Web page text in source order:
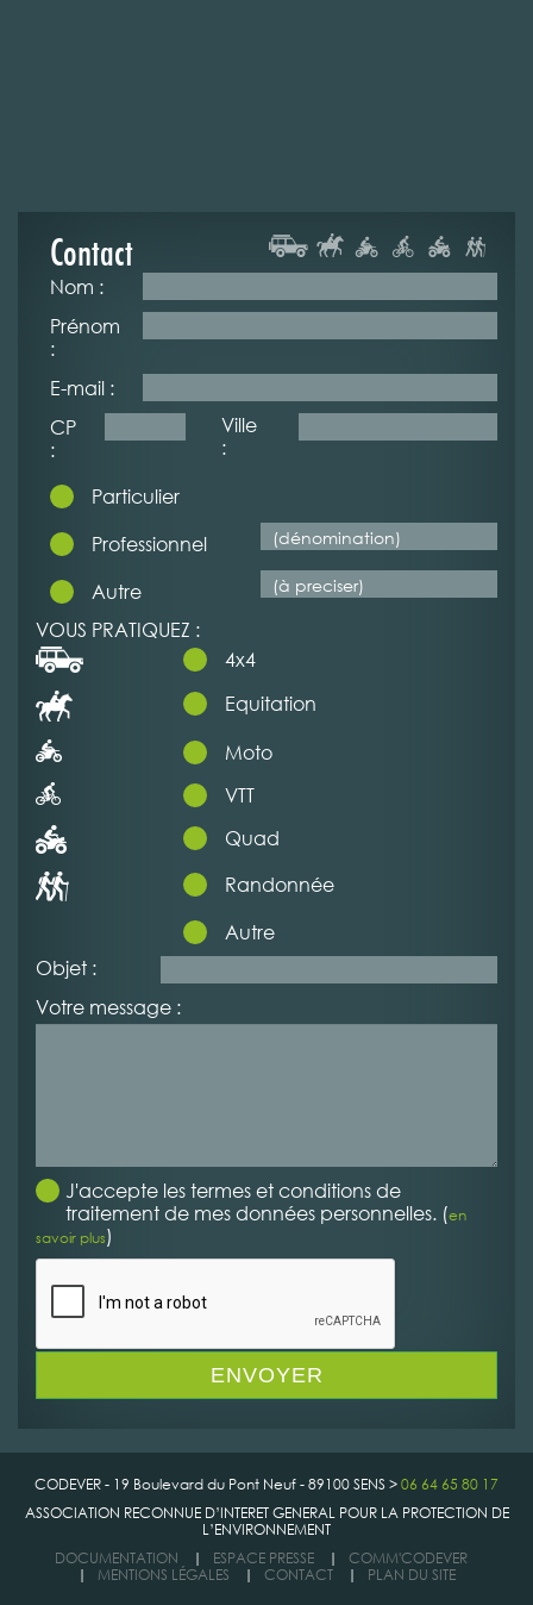
Contact
Nom :
Prénom
:
E-mail :
CP
:
Ville
:
Particulier
Professionnel
Autre
VOUS PRATIQUEZ :
4x4
Equitation
Moto
VTT
Quad
Randonnée
Autre
Objet :
Votre message :
J'accepte les termes et conditions de
traitement de mes données personnelles. (en
savoir plus)
CODEVER - 19 Boulevard du Pont Neuf - 89100 SENS >06 64 65 80 17
ASSOCIATION RECONNUE D’INTERET GENERAL POUR LA PROTECTION DE
L’ENVIRONNEMENT
DOCUMENTATION | ESPACE PRESSE | COMM'CODEVER
| MENTIONS LÉGALES | CONTACT | PLAN DU SITE